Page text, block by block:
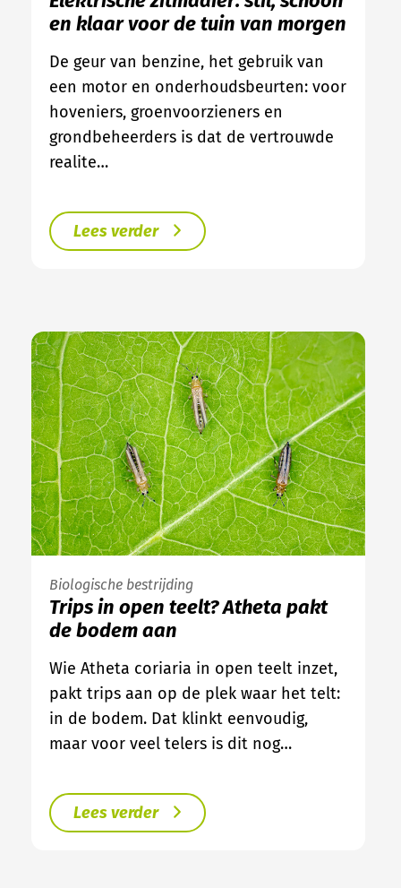
en klaar voor de tuin van morgen
De geur van benzine, het gebruik van
een motor en onderhoudsbeurten: voor
hoveniers, groenvoorzieners en
grondbeheerders is dat de vertrouwde
realite…
Lees verder
Biologische bestrijding
Trips in open teelt? Atheta pakt
de bodem aan
Wie Atheta coriaria in open teelt inzet,
pakt trips aan op de plek waar het telt:
in de bodem. Dat klinkt eenvoudig,
maar voor veel telers is dit nog…
Lees verder